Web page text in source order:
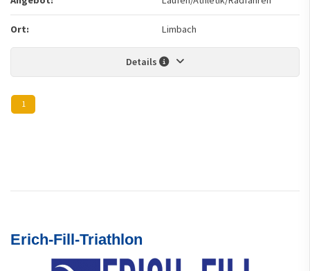
Ort: Limbach
Details
1
Erich-Fill-Triathlon